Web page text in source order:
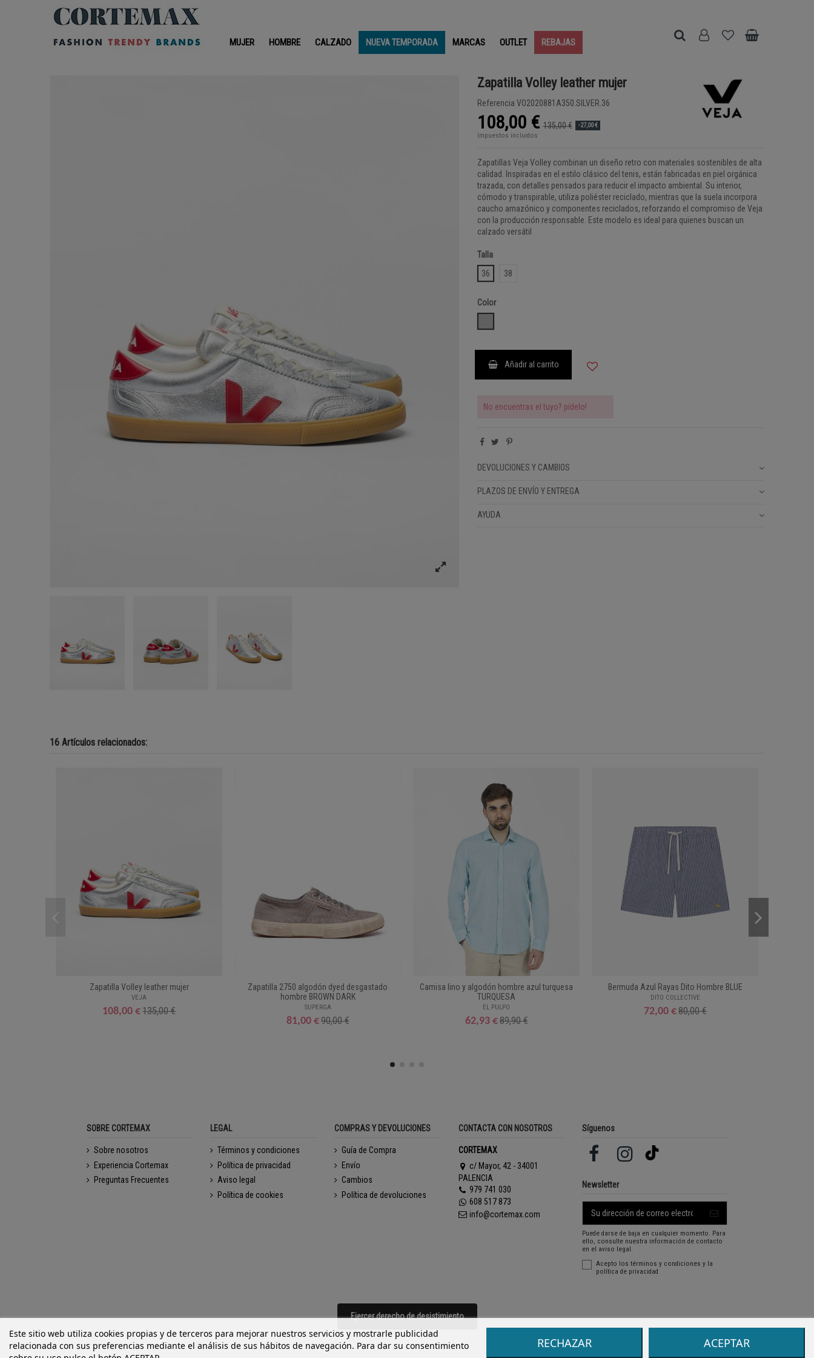
MUJER HOMBRE CALZADO NUEVA TEMPORADA MARCAS OUTLET REBAJAS
Zapatilla Volley leather mujer
Referencia VO2020881A350.SILVER.36
108,00 € 135,00 €
-27,00 €
Impuestos incluidos
Zapatillas Veja Volley combinan un diseño retro con materiales sostenibles de alta
calidad. Inspiradas en el estilo clásico del tenis, están fabricadas en piel orgánica
trazada, con detalles pensados para reducir el impacto ambiental. Su interior,
cómodo y transpirable, utiliza poliéster reciclado, mientras que la suela incorpora
caucho amazónico y componentes reciclados, reforzando el compromiso de Veja
con la producción responsable. Este modelo es ideal para quienes buscan un
calzado versátil
Talla
36
38
Color
Añadir al carrito
No encuentras el tuyo? pídelo!
DEVOLUCIONES Y CAMBIOS
PLAZOS DE ENVÍO Y ENTREGA
AYUDA
16 Artículos relacionados:
Zapatilla Volley leather mujer
VEJA
108,00 €135,00 €
Zapatilla 2750 algodón dyed desgastado
hombre BROWN DARK
SUPERGA
81,00 €90,00 €
Camisa lino y algodón hombre azul turquesa
TURQUESA
EL PULPO
62,93 €89,90 €
Bermuda Azul Rayas Dito Hombre BLUE
DITO COLLECTIVE
72,00 €80,00 €
SOBRE CORTEMAX
Sobre nosotros
Experiencia Cortemax
Preguntas Frecuentes
LEGAL
Términos y condiciones
Política de privacidad
Aviso legal
Política de cookies
COMPRAS Y DEVOLUCIONES
Guía de Compra
Envío
Cambios
Política de devoluciones
CONTACTA CON NOSOTROS
CORTEMAX
c/ Mayor, 42 - 34001
PALENCIA
979 741 030
608 517 873
info@cortemax.com
Este sitio web utiliza cookies propias y de terceros para mejorar nuestros servicios y mostrarle publicidad
relacionada con sus preferencias mediante el análisis de sus hábitos de navegación. Para dar su consentimiento
RECHAZAR ACEPTAR
Síguenos
Newsletter
Puede darse de baja en cualquier momento. Para
ello, consulte nuestra información de contacto
en el aviso legal.
Acepto lostérminos y condiciones y la
política de privacidad
Ejercer derecho de desistimiento